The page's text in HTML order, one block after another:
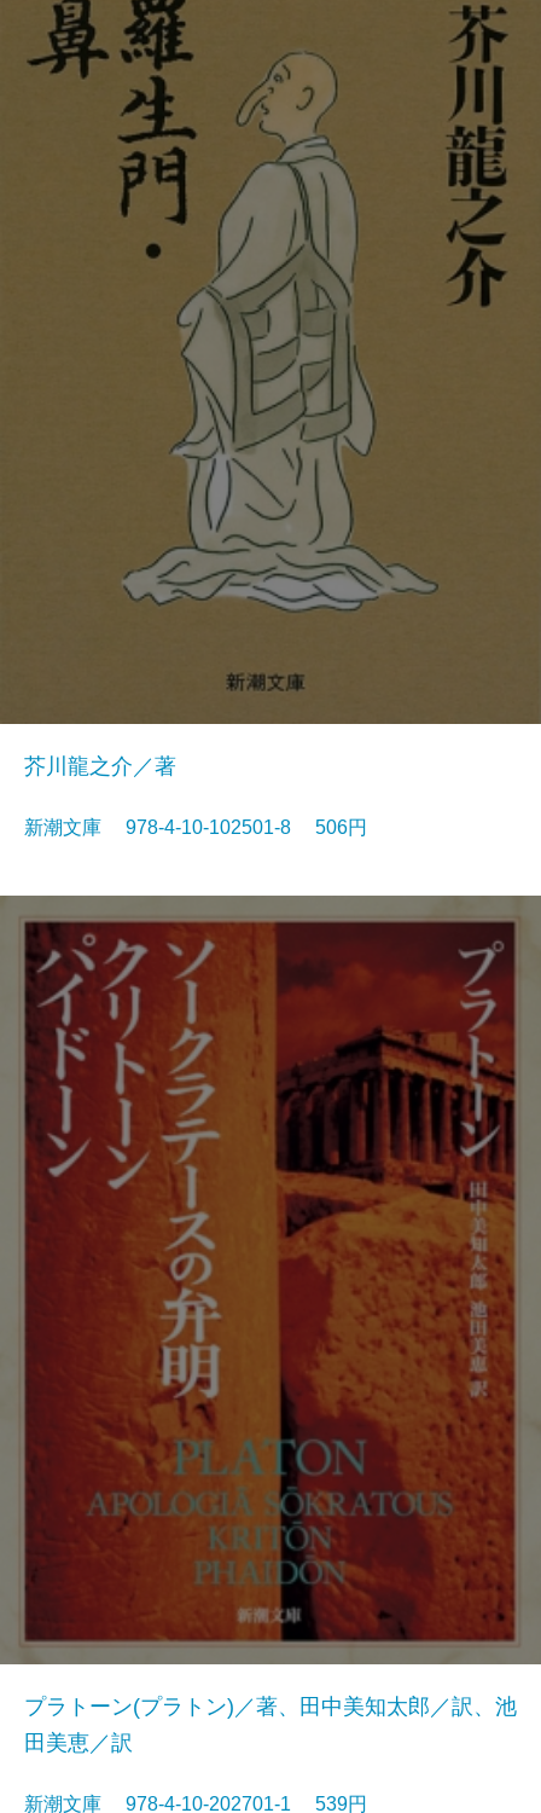
芥川龍之介／著
新潮文庫 978-4-10-102501-8 506円
プラトーン(プラトン)／著、田中美知太郎／訳、池
田美恵／訳
新潮文庫 978-4-10-202701-1 539円